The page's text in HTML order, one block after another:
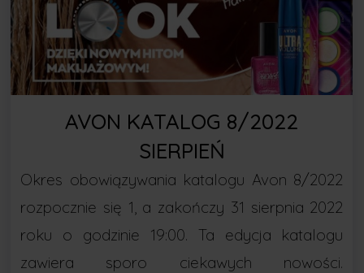
AVON KATALOG 8/2022
SIERPIEŃ
Okres obowiązywania katalogu Avon 8/2022
rozpocznie się 1, a zakończy 31 sierpnia 2022
roku o godzinie 19:00. Ta edycja katalogu
zawiera sporo ciekawych nowości.